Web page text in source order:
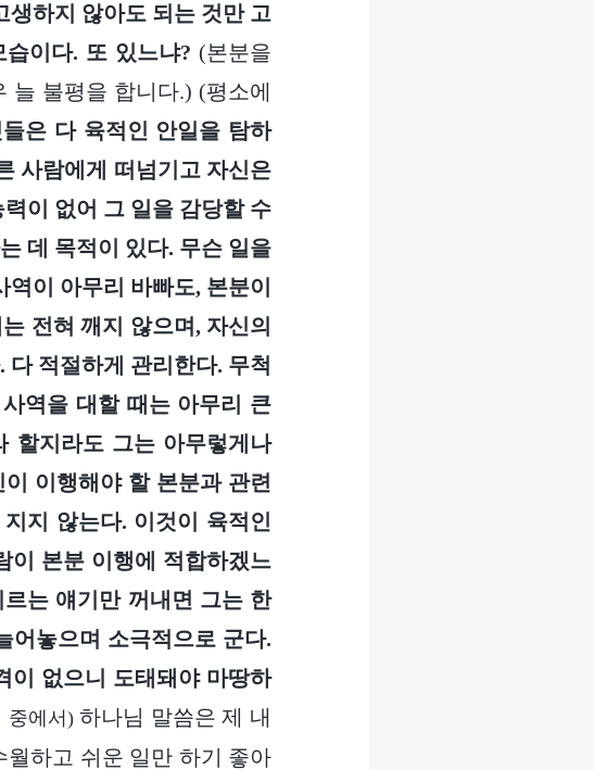
생하지 않아도 되는 것만 고
이다. 또 있느냐? (본분을
불평을 합니다.) (평소에
은 다 육적인 안일을 탐하
사람에게 떠넘기고 자신은
이 없어 그 일을 감당할 수
데 목적이 있다. 무슨 일을
이 아무리 바빠도, 본분이
전혀 깨지 않으며, 자신의
적절하게 관리한다. 무척
역을 대할 때는 아무리 큰
할지라도 그는 아무렇게나
이행해야 할 본분과 관련
지 않는다. 이것이 육적인
이 본분 이행에 적합하겠느
는 얘기만 꺼내면 그는 한
어놓으며 소극적으로 군다.
이 없으니 도태돼야 마땅하
중에서)하나님 말씀은 제 내
하고 쉬운 일만 하기 좋아